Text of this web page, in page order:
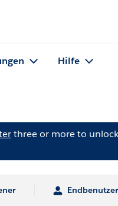
Hilfe
three or more to
Endbenutzer